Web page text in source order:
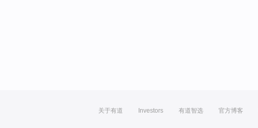
关于有道 Investors 有道智选 官方博客